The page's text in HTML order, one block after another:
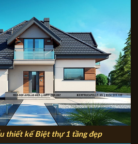
thiết kế Biệt thự 1 tầng đẹp